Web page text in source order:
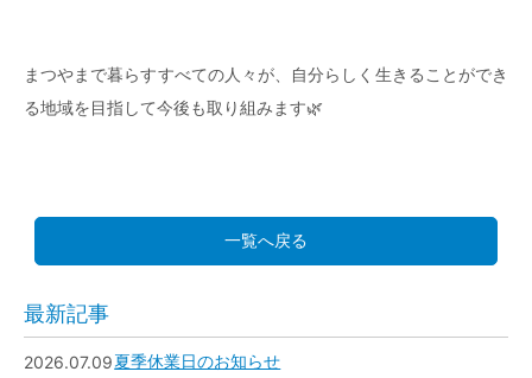
まつやまで暮らすすべての人々が、自分らしく生きることができ
る地域を目指して今後も取り組みます🌿
一覧へ戻る
最新記事
2026.07.09夏季休業日のお知らせ